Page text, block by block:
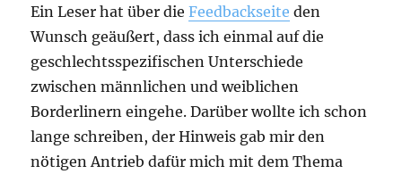
Ein Leser hat über dieFeedbackseite den
Wunsch geäußert, dass ich einmal auf die
geschlechtsspezifischen Unterschiede
zwischen männlichen und weiblichen
Borderlinern eingehe. Darüber wollte ich schon
lange schreiben, der Hinweis gab mir den
nötigen Antrieb dafür mich mit dem Thema